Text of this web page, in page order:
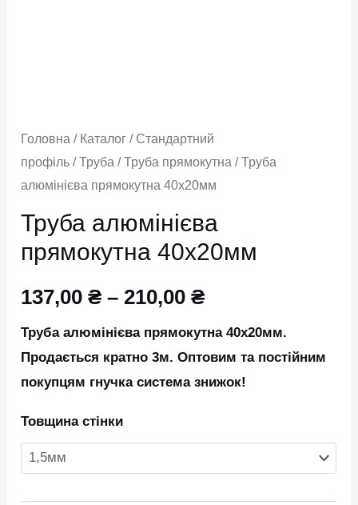
Головна / Каталог / Стандартний
профіль /Труба /Труба прямокутна / Труба
алюмінієва прямокутна 40х20мм
Труба алюмінієва
прямокутна 40х20мм
137,00₴ – 210,00₴
Труба алюмінієва прямокутна 40х20мм.
Продається кратно 3м. Оптовим та постійним
покупцям гнучка система знижок!
Товщина стінки